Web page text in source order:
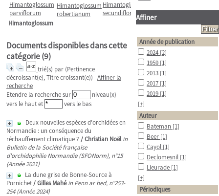
Himantoglossum
parviflorum
Himantoglossum
robertianum
Himantoglossum
secundiflorum
Himantoglossum
Documents disponibles dans cette
catégorie (9)
trié(s) par (Pertinence
décroissant(e), Titre croissant(e)) Affiner la
recherche
Etendre la recherche sur
niveau(x)
vers le haut et
vers le bas
Deux nouvelles espèces d'orchidées en
Normandie : un conséquence du
réchauffement climatique ? /Christian Noël in
Bulletin de la Société française
d'orchidophilie Normandie (SFONorm), n°15
(Année 2021)
La dune grise de Bonne-Source à
Pornichet/Gilles Mahé in Penn ar bed, n°253-
254 (Année 2024)
Affiner
Année de publication
2024 [2]
1959 [1]
2013 [1]
2017 [1]
2019 [1]
[+]
Auteur
Bateman [1]
Beer [1]
Cayol [1]
Declomesnil [1]
Lieurade [1]
[+]
Périodiques